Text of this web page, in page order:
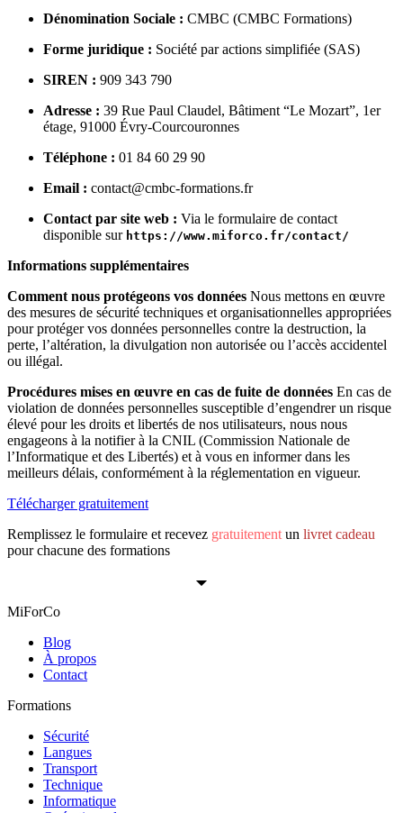
Dénomination Sociale : CMBC (CMBC Formations)
Forme juridique : Société par actions simplifiée (SAS)
SIREN : 909 343 790
Adresse : 39 Rue Paul Claudel, Bâtiment “Le Mozart”, 1er
étage, 91000 Évry-Courcouronnes
Téléphone : 01 84 60 29 90
Email : contact@cmbc-formations.fr
Contact par site web : Via le formulaire de contact
disponible sur https://www.miforco.fr/contact/
Informations supplémentaires
Comment nous protégeons vos données Nous mettons en œuvre
des mesures de sécurité techniques et organisationnelles appropriées
pour protéger vos données personnelles contre la destruction, la
perte, l’altération, la divulgation non autorisée ou l’accès accidentel
ou illégal.
Procédures mises en œuvre en cas de fuite de données En cas de
violation de données personnelles susceptible d’engendrer un risque
élevé pour les droits et libertés de nos utilisateurs, nous nous
engageons à la notifier à la CNIL (Commission Nationale de
l’Informatique et des Libertés) et à vous en informer dans les
meilleurs délais, conformément à la réglementation en vigueur.
Télécharger gratuitement
Remplissez le formulaire et recevez gratuitementun livret cadeau
pour chacune des formations
MiForCo
Blog
À propos
Contact
Formations
Sécurité
Langues
Transport
Technique
Informatique